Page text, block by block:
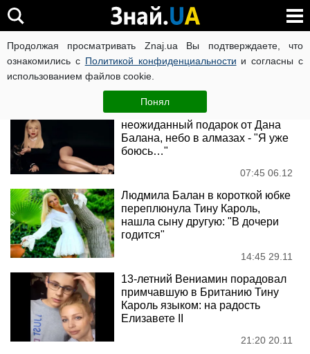
Продолжая просматривать Znaj.ua Вы подтверждаете, что
ознакомились с Политикой конфиденциальности и согласны с
использованием файлов cookie.
Понял
Дан Балан
Тине Кароль сделали
неожиданный подарок от Дана
Балана, небо в алмазах - "Я уже
боюсь…"
07:45 06.12
Людмила Балан в короткой юбке
переплюнула Тину Кароль,
нашла сыну другую: "В дочери
годится"
14:45 29.11
13-летний Вениамин порадовал
примчавшую в Британию Тину
Кароль языком: на радость
Елизавете II
21:20 20.11